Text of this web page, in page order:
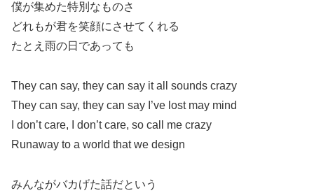
僕が集めた特別なものさ
どれもが君を笑顔にさせてくれる
たとえ雨の日であっても
They can say, they can say it all sounds crazy
They can say, they can say I’ve lost may mind
I don’t care, I don’t care, so call me crazy
Runaway to a world that we design
みんながバカげた話だという